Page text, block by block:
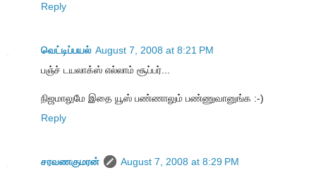
Reply
வெட்டிப்பயல் August 7, 2008 at 8:21 PM
பஞ்ச் டயலாக்ஸ் எல்லாம் சூப்பர்...
நிஜமாலுமே இதை யூஸ் பண்ணாலும் பண்ணுவானுங்க :-)
Reply
சரவணகுமரன்
August 7, 2008 at 8:29 PM